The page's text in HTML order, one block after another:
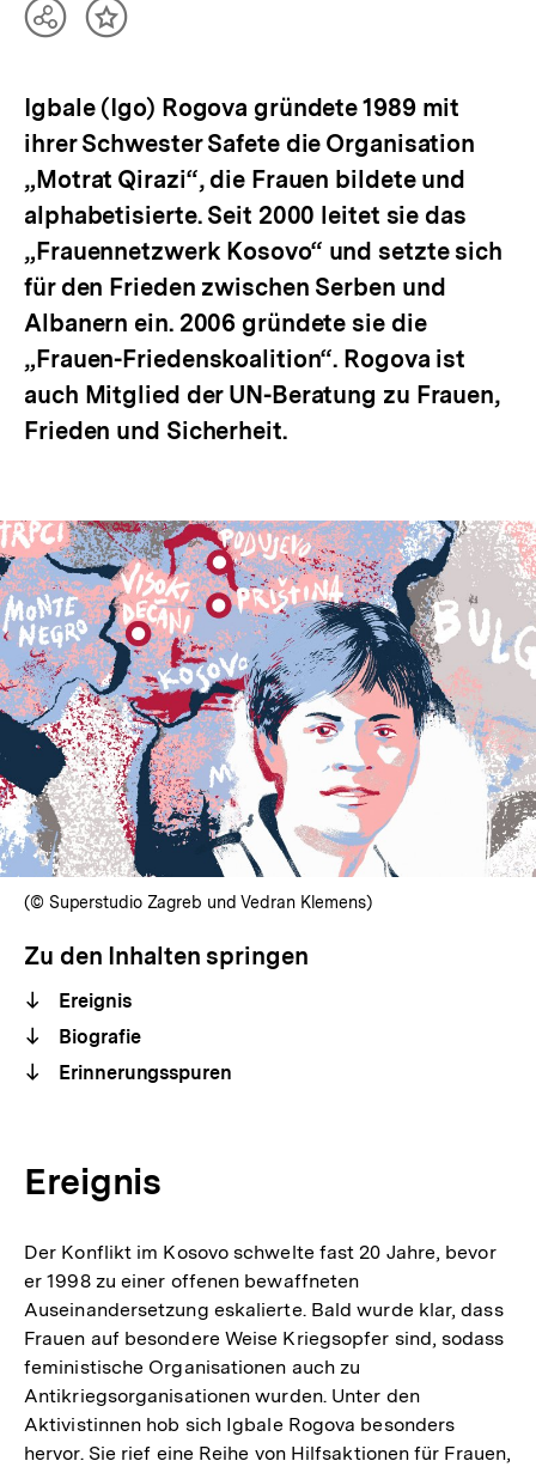
TeilenInhalt
Igbale (Igo) Rogova gründete 1989 mit
ihrer Schwester Safete die Organisation
„Motrat Qirazi“, die Frauen bildete und
alphabetisierte. Seit 2000 leitet sie das
„Frauennetzwerk Kosovo“ und setzte sich
für den Frieden zwischen Serben und
Albanern ein. 2006 gründete sie die
„Frauen-Friedenskoalition“. Rogova ist
auch Mitglied der UN-Beratung zu Frauen,
Frieden und Sicherheit.
(© Superstudio Zagreb und Vedran Klemens)
Zu den Inhalten springen
Ereignis
Biografie
Erinnerungsspuren
Ereignis
Der Konflikt im Kosovo schwelte fast 20 Jahre, bevor
er 1998 zu einer offenen bewaffneten
Auseinandersetzung eskalierte. Bald wurde klar, dass
Frauen auf besondere Weise Kriegsopfer sind, sodass
feministische Organisationen auch zu
Antikriegsorganisationen wurden. Unter den
Aktivistinnen hob sich Igbale Rogova besonders
hervor. Sie rief eine Reihe von Hilfsaktionen für Frauen,